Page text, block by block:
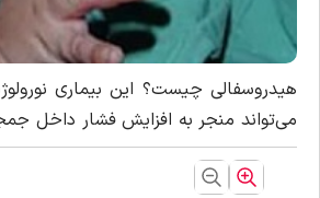
هیدروسفالی چیست؟ این بیماری
می‌تواند منجر به افزایش فشار داخل
انسداد در مسیر جریان مایع و تولید
را تحلیل خواهیم کرد، که می‌تواند از